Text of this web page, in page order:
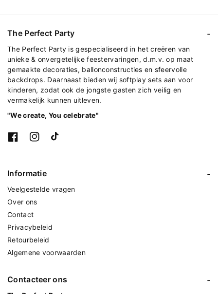
The Perfect Party
The Perfect Party is gespecialiseerd in het creëren van
unieke & onvergetelijke feestervaringen, d.m.v. op maat
gemaakte decoraties, ballonconstructies en sfeervolle
backdrops. Daarnaast bieden wij softplay sets aan voor
kinderen, zodat ook de jongste gasten zich veilig en
vermakelijk kunnen uitleven.
"We create, You celebrate"
F
b
o
I
a
r
m
T
Informatie
Veelgestelde vragen
Over ons
Contact
Privacybeleid
Retourbeleid
Algemene voorwaarden
Contacteer ons